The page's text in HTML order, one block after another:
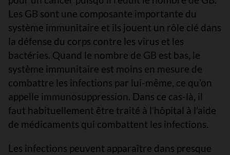
Les GB sont une composante importante du
système immunitaire et ils jouent un rôle clé dans
la défense du corps contre les virus et les
bactéries. Quand le nombre de GB est bas, le
système immunitaire est moins en mesure de
combattre les infections par lui-même, ce qu’on
appelle immunosuppression. Dans ce cas-là, il
faut habituellement être traité à l’hôpital à l’aide
de médicaments qui combattent les infections.
Les infections peuvent apparaître dans presque